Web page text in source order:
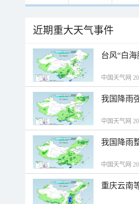
近期重大天气事件
台风“白
中国天气网
我国降雨
中国天气网
我国降雨
中国天气网
重庆云南